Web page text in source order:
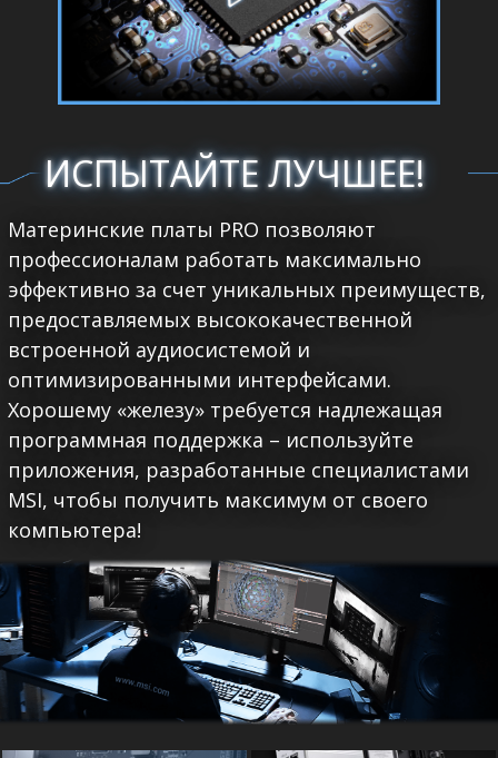
ИСПЫТАЙТЕ ЛУЧШЕЕ!
Материнские платы PRO позволяют
профессионалам работать максимально
эффективно за счет уникальных преимуществ,
предоставляемых высококачественной
встроенной аудиосистемой и
оптимизированными интерфейсами.
Хорошему «железу» требуется надлежащая
программная поддержка – используйте
приложения, разработанные специалистами
MSI, чтобы получить максимум от своего
компьютера!